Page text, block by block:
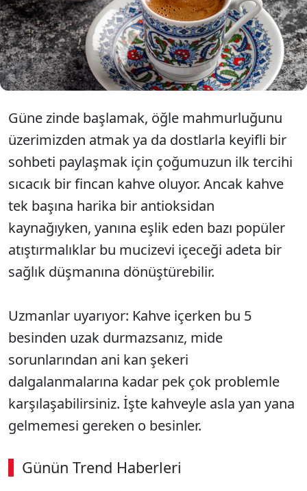
tüketimine ise dikkat etmek gerekiyor.
uzmanlar Türk kahvesinin bu gıda ile birlikte
tüketilmemesi gerektiğinin altını çiziyor.
Güne zinde başlamak, öğle mahmurluğunu
üzerimizden atmak ya da dostlarla keyifli bir
sohbeti paylaşmak için çoğumuzun ilk tercihi
sıcacık bir fincan kahve oluyor. Ancak kahve
tek başına harika bir antioksidan
kaynağıyken, yanına eşlik eden bazı popüler
atıştırmalıklar bu mucizevi içeceği adeta bir
sağlık düşmanına dönüştürebilir.
Uzmanlar uyarıyor: Kahve içerken bu 5
besinden uzak durmazsanız, mide
sorunlarından ani kan şekeri
dalgalanmalarına kadar pek çok problemle
karşılaşabilirsiniz. İşte kahveyle asla yan yana
gelmemesi gereken o besinler.
Günün Trend Haberleri